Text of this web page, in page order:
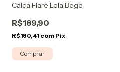
Calça Flare Lola Bege
R$189,90
R$180,41 com Pix
Comprar